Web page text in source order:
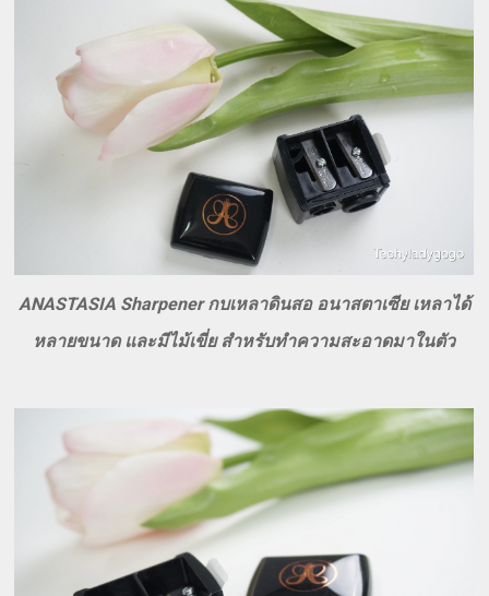
ANASTASIA Sharpener กบเหลาดินสอ อนาสตาเซีย เหลาได้
หลายขนาด และมีไม้เขี่ย สำหรับทำความสะอาดมาในตัว